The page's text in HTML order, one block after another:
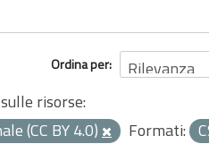
Ordina per
risorse:
(CC BY 4.0)
Formati: